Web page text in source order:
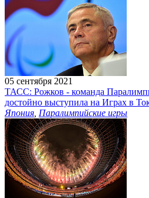
05 сентября 2021
ТАСС: Рожков - команда
достойно выступила на Играх в
Япония Паралимпийские игры